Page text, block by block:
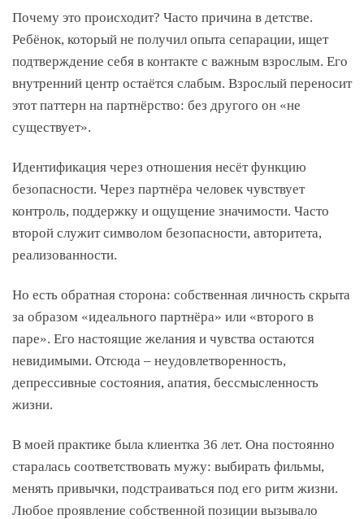
Почему это происходит? Часто причина в детстве.
Ребёнок, который не получил опыта сепарации, ищет
подтверждение себя в контакте с важным взрослым. Его
внутренний центр остаётся слабым. Взрослый переносит
этот паттерн на партнёрство: без другого он «не
существует».
Идентификация через отношения несёт функцию
безопасности. Через партнёра человек чувствует
контроль, поддержку и ощущение значимости. Часто
второй служит символом безопасности, авторитета,
реализованности.
Но есть обратная сторона: собственная личность скрыта
за образом «идеального партнёра» или «второго в
паре». Его настоящие желания и чувства остаются
невидимыми. Отсюда – неудовлетворенность,
депрессивные состояния, апатия, бессмысленность
жизни.
В моей практике была клиентка 36 лет. Она постоянно
старалась соответствовать мужу: выбирать фильмы,
менять привычки, подстраиваться под его ритм жизни.
Любое проявление собственной позиции вызывало